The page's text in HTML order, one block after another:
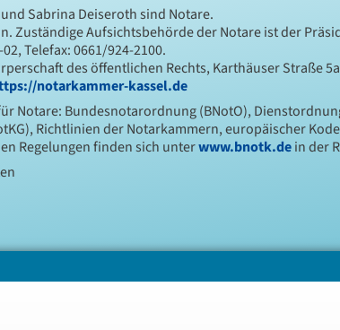
Sabrina Deiseroth sind Notare.
Zuständige Aufsichtsbehörde der Notare ist der
Telefax: 0661/924-2100.
des öffentlichen Rechts, Karthäuser Straße
notarkammer-kassel.de
Notare: Bundesnotarordnung (BNotO),
Richtlinien der Notarkammern, europäischer
Regelungen finden sich unterwww.bnotk.dein der